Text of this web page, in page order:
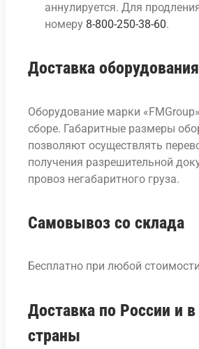
аннулируется. Для
номеру 8-800-250-38-60.
Доставка оборудования
Оборудование марки
сборе. Габаритные размеры
позволяют осуществлять
получения разрешительной
провоз негабаритного груза.
Самовывоз со склада
Бесплатно при любой
Доставка по России и в
страны